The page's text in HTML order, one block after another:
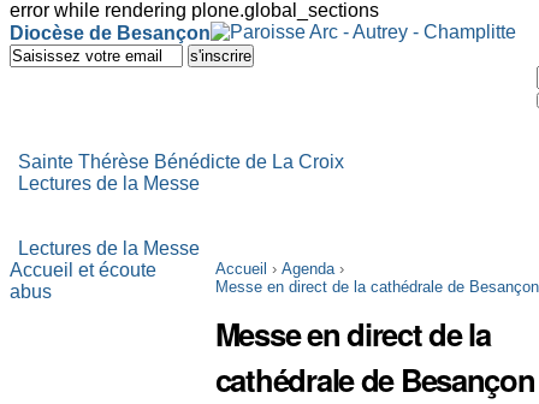
error while rendering plone.global_sections
Outils
personnels
Diocèse de Besançon
Aller
au
à
la
Sainte Thérèse Bénédicte de La Croix
Lectures de la Messe
Lectures de la Messe
Accueil › Agenda ›
Messe en direct de la cathédrale de Besançon
Messe en direct de la
cathédrale de Besançon
Accueil et écoute
abus